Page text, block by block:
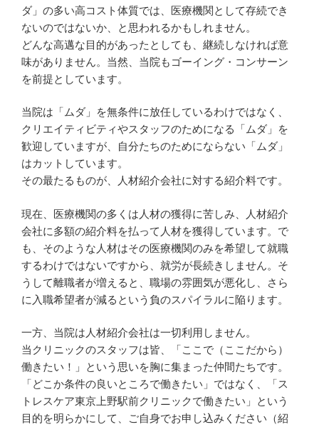
ダ」の多い高コスト体質では、医療機関として存続でき
ないのではないか、と思われるかもしれません。
どんな高邁な目的があったとしても、継続しなければ意
味がありません。当然、当院もゴーイング・コンサーン
を前提としています。
当院は「ムダ」を無条件に放任しているわけではなく、
クリエイティビティやスタッフのためになる「ムダ」を
歓迎していますが、自分たちのためにならない「ムダ」
はカットしています。
その最たるものが、人材紹介会社に対する紹介料です。
現在、医療機関の多くは人材の獲得に苦しみ、人材紹介
会社に多額の紹介料を払って人材を獲得しています。で
も、そのような人材はその医療機関のみを希望して就職
するわけではないですから、就労が長続きしません。そ
うして離職者が増えると、職場の雰囲気が悪化し、さら
に入職希望者が減るという負のスパイラルに陥ります。
一方、当院は人材紹介会社は一切利用しません。
当クリニックのスタッフは皆、「ここで（ここだから）
働きたい！」という思いを胸に集まった仲間たちです。
「どこか条件の良いところで働きたい」ではなく、「ス
トレスケア東京上野駅前クリニックで働きたい」という
目的を明らかにして、ご自身でお申し込みください（紹